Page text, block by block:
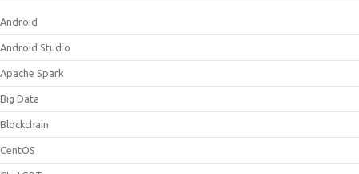
Android
Android Studio
Apache Spark
Big Data
Blockchain
CentOS